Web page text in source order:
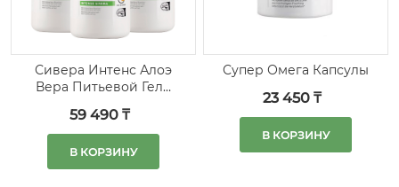
Сивера Интенс Алоэ
Вера Питьевой Гель
59 490 ₸
В КОРЗИНУ
Супер Омега Капсулы
23 450 ₸
В КОРЗИНУ